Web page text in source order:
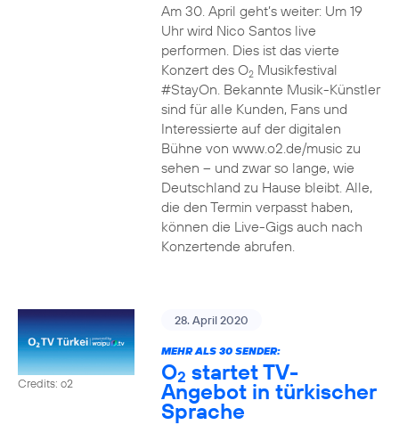
Am 30. April geht’s weiter: Um 19
Uhr wird Nico Santos live
performen. Dies ist das vierte
Konzert des O2Musikfestival
#StayOn. Bekannte Musik-Künstler
sind für alle Kunden, Fans und
Interessierte auf der digitalen
Bühne von www.o2.de/music zu
sehen – und zwar so lange, wie
Deutschland zu Hause bleibt. Alle,
die den Termin verpasst haben,
können die Live-Gigs auch nach
Konzertende abrufen.
Credits: o2
28. April 2020
MEHR ALS 30 SENDER:
O2 startet TV-
Angebot in türkischer
Sprache